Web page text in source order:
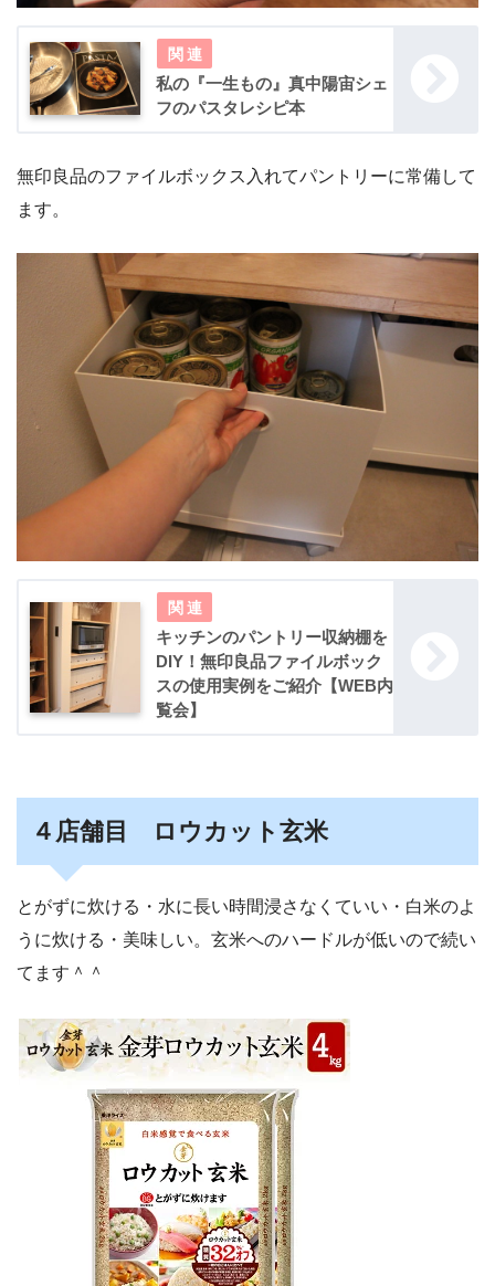
私の『一生もの』真中陽宙シェ
フのパスタレシピ本
無印良品のファイルボックス入れてパントリーに常備して
ます。
キッチンのパントリー収納棚を
DIY！無印良品ファイルボック
スの使用実例をご紹介【WEB内
覧会】
４店舗目 ロウカット玄米
とがずに炊ける・水に長い時間浸さなくていい・白米のよ
うに炊ける・美味しい。玄米へのハードルが低いので続い
てます＾＾